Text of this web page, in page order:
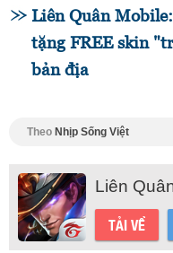
Liên Quân
tặng FREE skin
bản địa
Theo Nhịp Sống Việt
Liên
TẢI VỀ